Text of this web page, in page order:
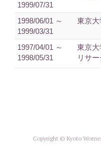
1999/07/31
1998/06/01 ～
1999/03/31
東京
1997/04/01 ～
1998/05/31
東京
リサ
Copyright © Kyoto